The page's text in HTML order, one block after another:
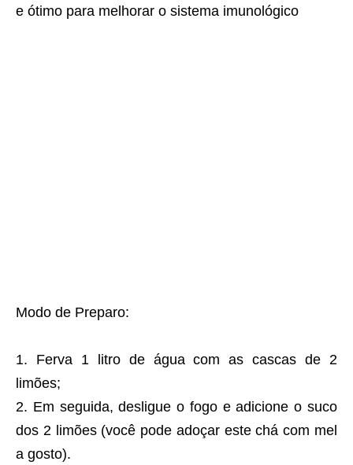
e ótimo para melhorar o sistema imunológico
Modo de Preparo:
Ferva 1 litro de água com as cascas de 2
limões;
Em seguida, desligue o fogo e adicione o suco
dos 2 limões (você pode adoçar este chá com mel
a gosto).